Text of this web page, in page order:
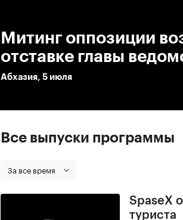
Митинг оппозиции
отставке главы
Абхазия, 5 июля
Все выпуски программы
За все время
SpaseX
туриста